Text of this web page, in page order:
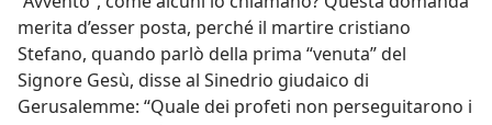
merita d’esser posta, perché il martire cristiano
Stefano, quando parlò della prima “venuta” del
Signore Gesù, disse al Sinedrio giudaico di
Gerusalemme: “Quale dei profeti non perseguitarono i